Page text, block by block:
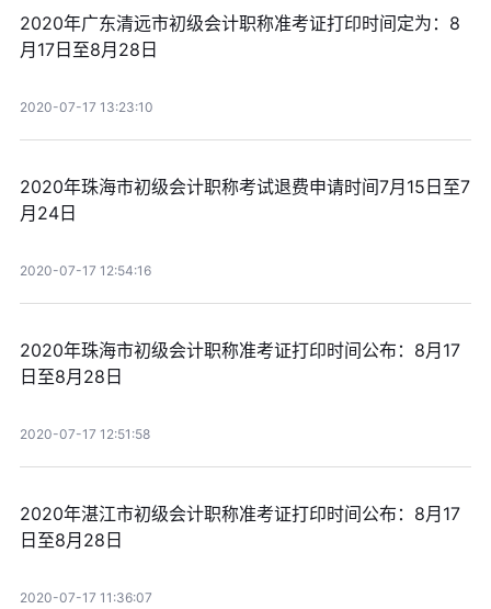
2020年广东清远市初级会计职称准考证打印时间定为：8
月17日至8月28日
2020-07-17 13:23:10
2020年珠海市初级会计职称考试退费申请时间7月15日至7
月24日
2020-07-17 12:54:16
2020年珠海市初级会计职称准考证打印时间公布：8月17
日至8月28日
2020-07-17 12:51:58
2020年湛江市初级会计职称准考证打印时间公布：8月17
日至8月28日
2020-07-17 11:36:07